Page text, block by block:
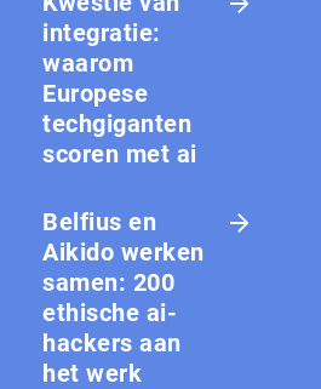
integratie:
waarom
Europese
techgiganten
scoren met ai
Belfius en
Aikido werken
samen: 200
ethische ai-
hackers aan
het werk